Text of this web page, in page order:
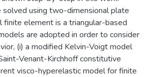
solved using two-dimensional plate
finite element is a triangular-based
are adopted in order to consider
(i) a modified Kelvin-Voigt model
Venant-Kirchhoff constitutive
visco-hyperelastic model for finite